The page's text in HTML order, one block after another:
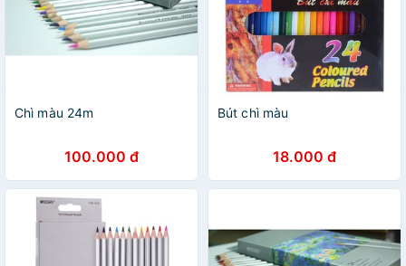
Chì màu 24m
100.000 đ
Bút chì màu
18.000 đ